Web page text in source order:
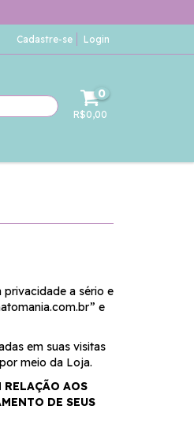
Cadastre-se Login
0
R$0,00
privacidade a sério e
e
em suas visitas
meio da Loja.
AOS
DE SEUS